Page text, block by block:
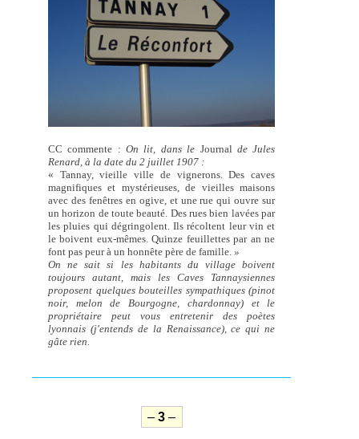
CC commente :On lit, dans le Journalde Jules
Renard, à la date du 2 juillet 1907 :
« Tannay, vieille ville de vignerons. Des caves
magnifiques et mystérieuses, de vieilles maisons
avec des fenêtres en ogive, et une rue qui ouvre sur
un horizon de toute beauté. Des rues bien lavées par
les pluies qui dégringolent. Ils récoltent leur vin et
le boivent eux-mêmes. Quinze feuillettes par an ne
font pas peur à un honnête père de famille.»
On ne sait si les habitants du village boivent
toujours autant, mais les Caves Tannaysiennes
proposent quelques bouteilles sympathiques (pinot
noir, melon de Bourgogne, chardonnay) et le
propriétaire peut vous entretenir des poètes
lyonnais (j'entends de la Renaissance), ce qui ne
gâte rien.
–3 –